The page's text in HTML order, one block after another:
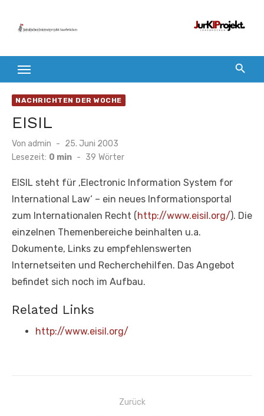
Inhalt
NACHRICHTEN DER WOCHE
EISIL
Von admin
Veröffentlicht
am
25. Juni 2003
Lesezeit: 0 min - 39 Wörter
EISIL steht für ‚Electronic Information System for
International Law‘ – ein neues Informationsportal
zum Internationalen Recht (http://www.eisil.org/). Die
einzelnen Themenbereiche beinhalten u.a.
Dokumente, Links zu empfehlenswerten
Internetseiten und Recherchehilfen. Das Angebot
befindet sich noch im Aufbau.
Related Links
http://www.eisil.org/
Beitragsnavigation
Zurück